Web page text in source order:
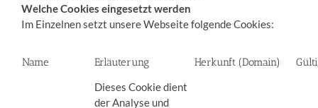
Welche Cookies eingesetzt werden
Im Einzelnen setzt unsere Webseite folgende Cookies:
Name Erläuterung Herkunft (Domain)
Dieses Cookie dient
der Analyse und